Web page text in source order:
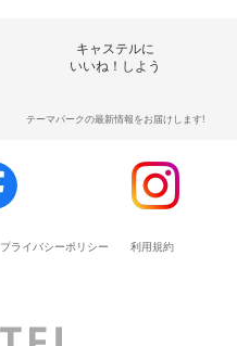
キャステルに
いいね！しよう
テーマパークの最新情報をお届けします!
プライバシーポリシー 利用規約